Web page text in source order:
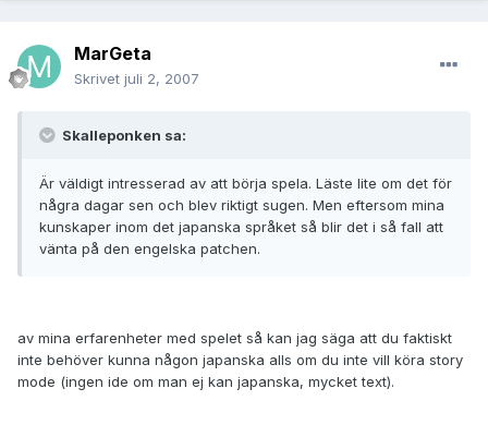
MarGeta
Skrivet juli 2, 2007
Skalleponken sa:
Är väldigt intresserad av att börja spela. Läste lite om det för
några dagar sen och blev riktigt sugen. Men eftersom mina
kunskaper inom det japanska språket så blir det i så fall att
vänta på den engelska patchen.
av mina erfarenheter med spelet så kan jag säga att du faktiskt
inte behöver kunna någon japanska alls om du inte vill köra story
mode (ingen ide om man ej kan japanska, mycket text).